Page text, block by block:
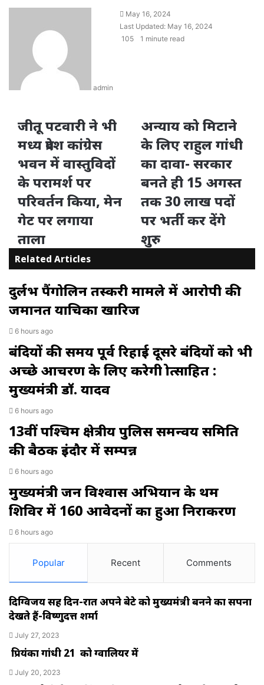
admin
Send
an
email
May 16, 2024
Last Updated: May 16, 2024
105
1 minute read
जीतू पटवारी ने भी
मध्य प्रदेश कांग्रेस
भवन में वास्तुविदों
के परामर्श पर
परिवर्तन किया, मेन
गेट पर लगाया
ताला
अन्याय को मिटाने
के लिए राहुल गांधी
का दावा- सरकार
बनते ही 15 अगस्त
तक 30 लाख पदों
पर भर्ती कर देंगे
शुरु
Related Articles
दुर्लभ पैंगोलिन तस्करी मामले में आरोपी की
जमानत याचिका खारिज
6 hours ago
बंदियों की समय पूर्व रिहाई दूसरे बंदियों को भी
अच्छे आचरण के लिए करेगी प्रोत्साहित :
मुख्यमंत्री डॉ. यादव
6 hours ago
13वीं पश्चिम क्षेत्रीय पुलिस समन्वय समिति
की बैठक इंदौर में सम्पन्न
6 hours ago
मुख्यमंत्री जन विश्वास अभियान के प्रथम
शिविर में 160 आवेदनों का हुआ निराकरण
6 hours ago
Popular Recent Comments
दिग्विजय सिंह दिन-रात अपने बेटे को मुख्यमंत्री बनने का सपना
देखते हैं-विष्णुदत्त शर्मा
July 27, 2023
प्रियंका गांधी 21 को ग्वालियर में
July 20, 2023